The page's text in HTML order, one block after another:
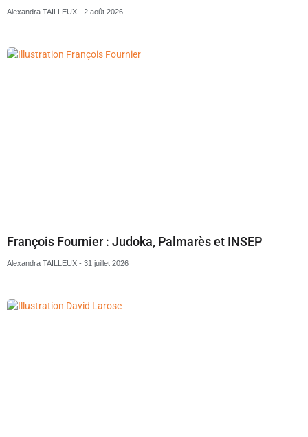
Alexandra TAILLEUX 2 août 2026
François Fournier : Judoka, Palmarès et INSEP
Alexandra TAILLEUX 31 juillet 2026